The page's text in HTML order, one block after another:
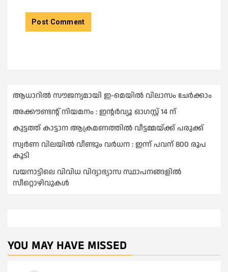
ആധാറിൽ സൗജന്യമായി ഇ-മെയിൽ വിലാസം ചേർക്കാം
അക്കൗണ്ടന്റ് നിയമനം : ഇൻ്റർവ്യൂ ഓഗസ്റ്റ് 14 ന്
കുട്ടത്ത് കാട്ടാന ആക്രമണത്തിൽ വീട്ടമ്മയ്ക്ക് പരുക്ക്
സ്വർണ വിലയില്‍ വീണ്ടും വർധന : ഇന്ന് പവന് 800 രൂപ
കൂടി
വയനാട്ടിലെ വിവിധ വിദ്യാഭ്യാസ സ്ഥാപനങ്ങളിൽ
സീറ്റൊഴിവുകൾ
YOU MAY HAVE MISSED